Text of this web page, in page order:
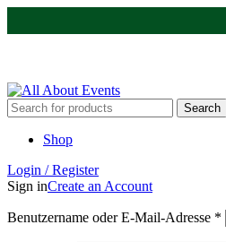
Search
Shop
Login / Register
Sign inCreate an Account
Benutzername oder E-Mail-Adresse *